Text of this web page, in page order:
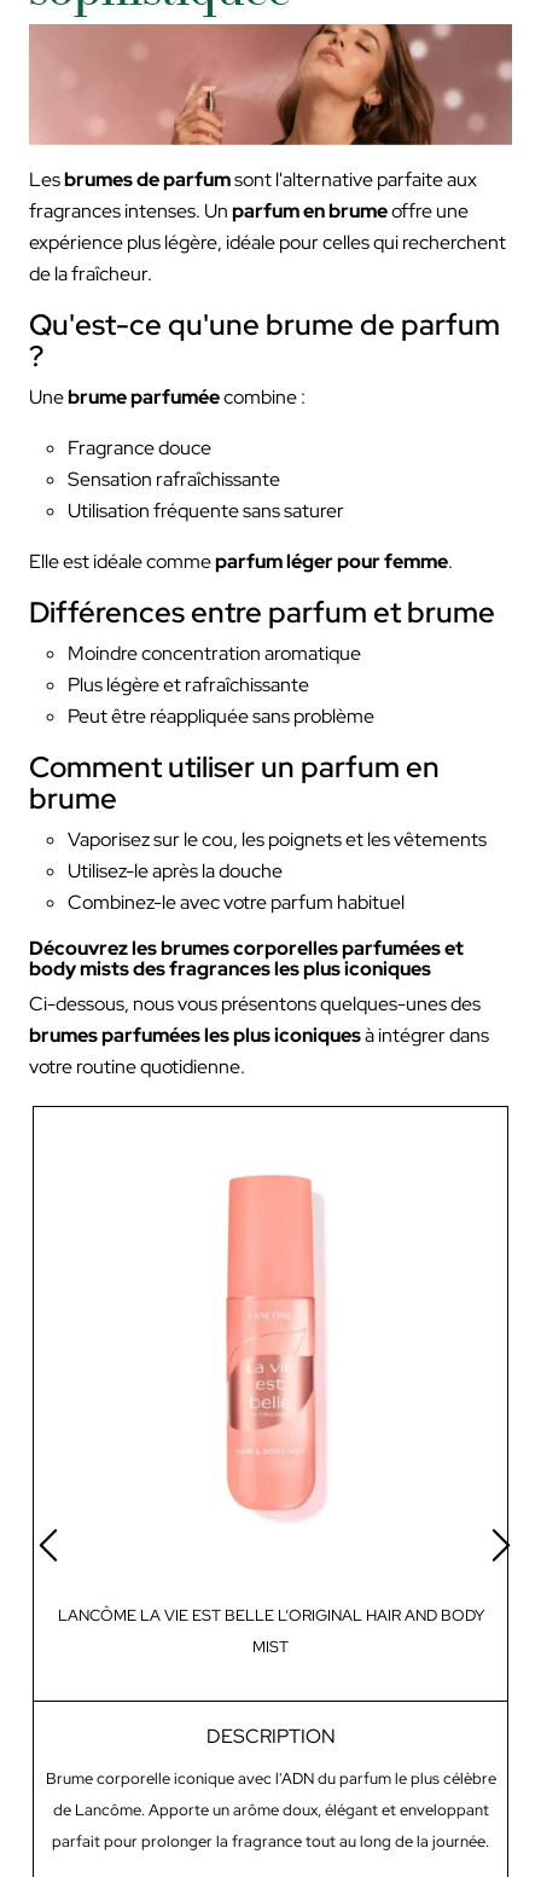
Lesbrumes de parfumsont l'alternative parfaite aux
fragrances intenses. Unparfum en brumeoffre une
expérience plus légère, idéale pour celles qui recherchent
de la fraîcheur.
Qu'est-ce qu'une brume de parfum
?
Unebrume parfuméecombine :
Fragrance douce
Sensation rafraîchissante
Utilisation fréquente sans saturer
Elle est idéale commeparfum léger pour femme.
Différences entre parfum et brume
Moindre concentration aromatique
Plus légère et rafraîchissante
Peut être réappliquée sans problème
Comment utiliser un parfum en
brume
Vaporisez sur le cou, les poignets et les vêtements
Utilisez-le après la douche
Combinez-le avec votre parfum habituel
Découvrez les brumes corporelles parfumées et
body mists des fragrances les plus iconiques
Ci-dessous, nous vous présentons quelques-unes des
brumes parfumées les plus iconiquesà intégrer dans
votre routine quotidienne.
LANCÔME LA VIE EST BELLE L’ORIGINAL HAIR AND BODY
MIST
DESCRIPTION
Brume corporelle iconique avec l'ADN du parfum le plus célèbre
de Lancôme. Apporte un arôme doux, élégant et enveloppant
parfait pour prolonger la fragrance tout au long de la journée.